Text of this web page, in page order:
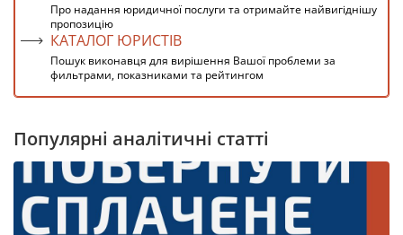
Про надання юридичної послуги та отримайте найвигіднішу
пропозицію
КАТАЛОГ ЮРИСТІВ
Пошук виконавця для вирішення Вашої проблеми за
фильтрами, показниками та рейтингом
Популярні аналітичні статті